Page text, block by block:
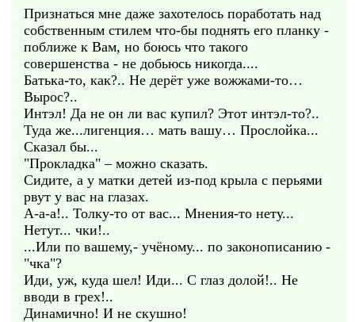
Признаться мне даже захотелось поработать над
собственным стилем что-бы поднять его планку -
поближе к Вам, но боюсь что такого
совершенства - не добьюсь никогда....
Батька-то, как?.. Не дерёт уже вожжами-то…
Вырос?..
Интэл! Да не он ли вас купил? Этот интэл-то?..
Туда же...лигенция… мать вашу… Прослойка...
Сказал бы...
"Прокладка" – можно сказать.
Сидите, а у матки детей из-под крыла с перьями
рвут у вас на глазах.
А-а-а!.. Толку-то от вас... Мнения-то нету...
Нетут... чки!..
...Или по вашему,- учёному... по законописанию -
"чка"?
Иди, уж, куда шел! Иди... С глаз долой!.. Не
вводи в грех!..
Динамично! И не скушно!